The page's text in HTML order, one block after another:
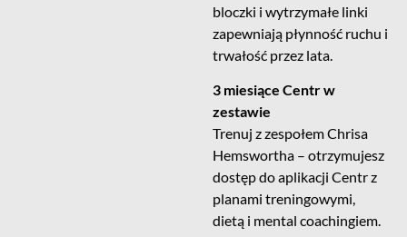
bloczki i wytrzymałe linki
zapewniają płynność ruchu i
trwałość przez lata.
3 miesiące Centr w
zestawie
Trenuj z zespołem Chrisa
Hemswortha – otrzymujesz
dostęp do aplikacji Centr z
planami treningowymi,
dietą i mental coachingiem.